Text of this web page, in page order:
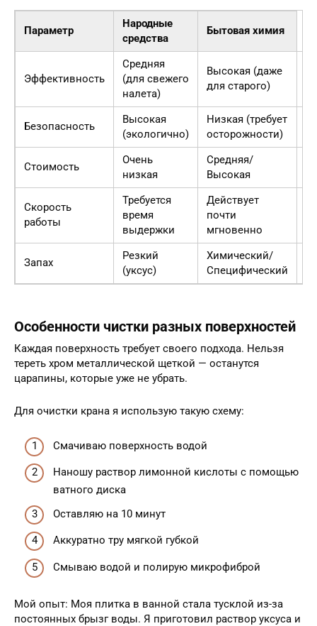
Параметр
Народные
средства
Бытовая химия
Эффективность
Средняя
(для свежего
налета)
Высокая (даже
для старого)
Безопасность
Высокая
(экологично)
Низкая (требует
осторожности)
Стоимость
Очень
низкая
Средняя/
Высокая
Скорость
работы
Требуется
время
выдержки
Действует
почти
мгновенно
Запах
Резкий
(уксус)
Химический/
Специфический
Особенности чистки разных поверхностей
Каждая поверхность требует своего подхода. Нельзя
тереть хром металлической щеткой — останутся
царапины, которые уже не убрать.
Для очистки крана я использую такую схему:
Смачиваю поверхность водой
Наношу раствор лимонной кислоты с помощью
ватного диска
Оставляю на 10 минут
Аккуратно тру мягкой губкой
Смываю водой и полирую микрофиброй
Мой опыт: Моя плитка в ванной стала тусклой из-за
постоянных брызг воды. Я приготовил раствор уксуса и